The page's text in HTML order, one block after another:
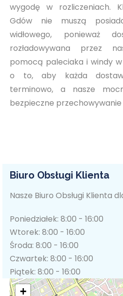
wygodę w rozliczeniach.
Gdów nie muszą
widłowego, ponieważ
rozładowywana przez
pomocą paleciaka i windy
o to, aby każda
terminowo, a nasze
bezpieczne przechowywanie
Biuro Obsługi Klienta
Nasze Biuro Obsługi Klienta
Poniedziałek: 8:00 - 16:00
Wtorek: 8:00 - 16:00
Środa: 8:00 - 16:00
Czwartek: 8:00 - 16:00
Piątek: 8:00 - 16:00
+